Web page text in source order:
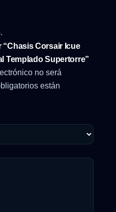
“Chasis Corsair Icue
Templado Supertorre”
no será
están